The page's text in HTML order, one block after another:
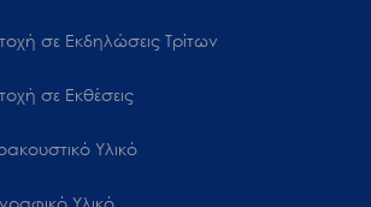
σε Εκδηλώσεις Τρίτων
σε Εκθέσεις
Υλικό